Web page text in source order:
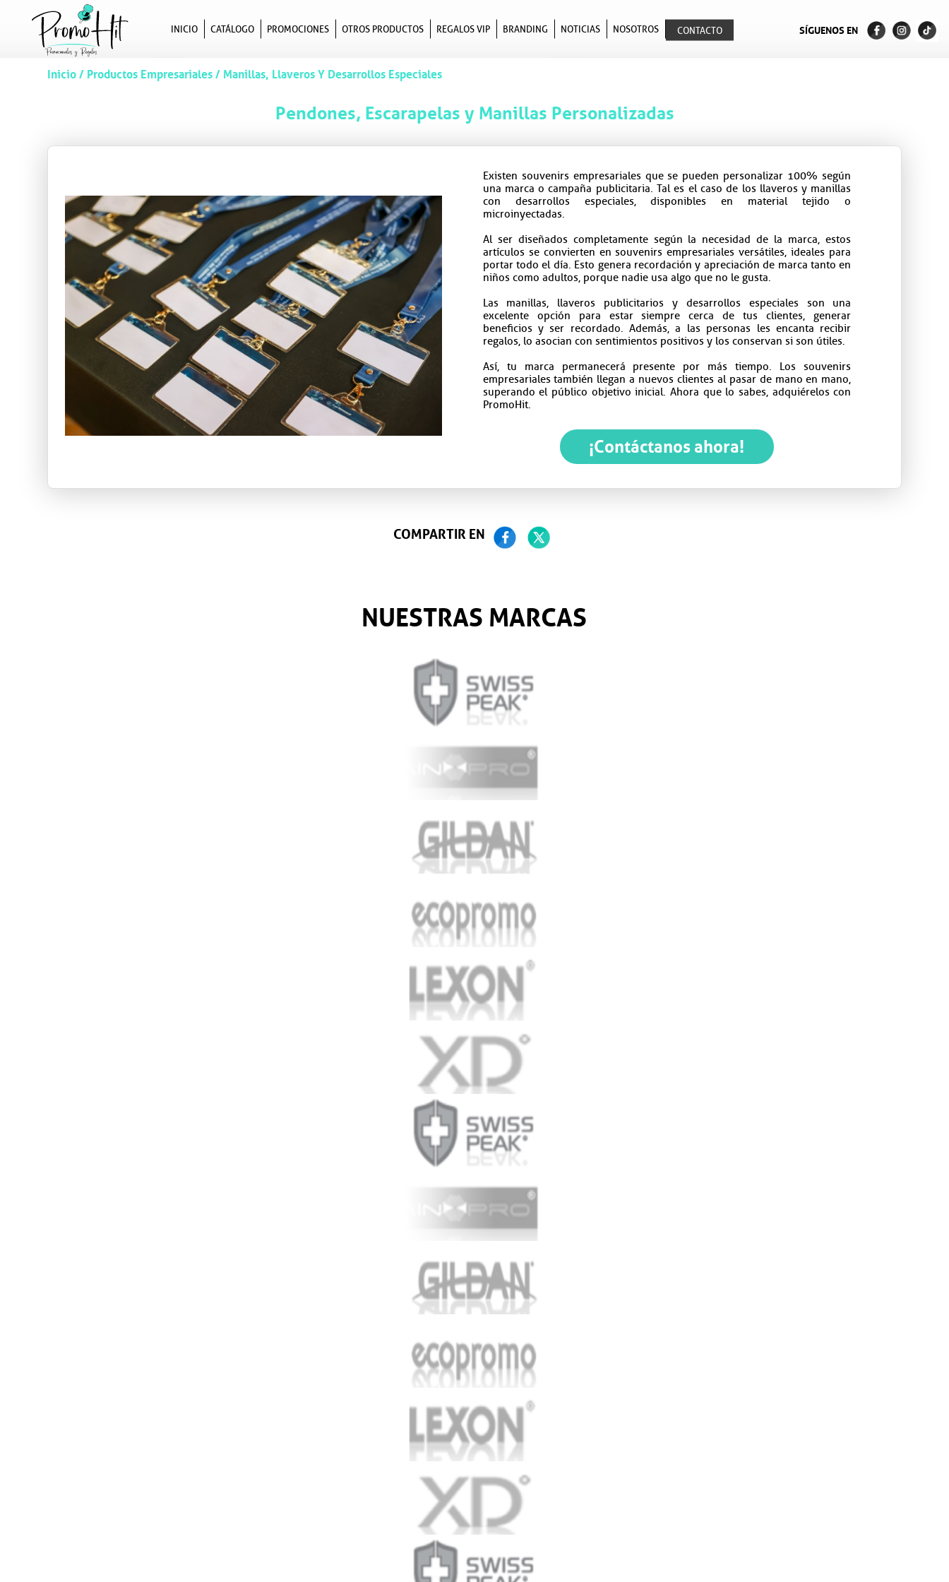
INICIO CATÁLOGO PROMOCIONES OTROS PRODUCTOS REGALOS VIP BRANDING NOTICIAS NOSOTROS CONTACTO SÍGUENOS EN
Inicio/ Productos Empresariales/ Manillas, Llaveros Y Desarrollos Especiales
Pendones, Escarapelas y Manillas Personalizadas
Existen souvenirs empresariales que se pueden personalizar 100% según
una marca o campaña publicitaria. Tal es el caso de los llaveros y manillas
con desarrollos especiales, disponibles en material tejido o
microinyectadas.
Al ser diseñados completamente según la necesidad de la marca, estos
artículos se convierten en souvenirs empresariales versátiles, ideales para
portar todo el día. Esto genera recordación y apreciación de marca tanto en
niños como adultos, porque nadie usa algo que no le gusta.
Las manillas, llaveros publicitarios y desarrollos especiales son una
excelente opción para estar siempre cerca de tus clientes, generar
beneficios y ser recordado. Además, a las personas les encanta recibir
regalos, lo asocian con sentimientos positivos y los conservan si son útiles.
Así, tu marca permanecerá presente por más tiempo. Los souvenirs
empresariales también llegan a nuevos clientes al pasar de mano en mano,
superando el público objetivo inicial. Ahora que lo sabes, adquiérelos con
PromoHit.
¡Contáctanos ahora!
COMPARTIR EN
NUESTRAS MARCAS